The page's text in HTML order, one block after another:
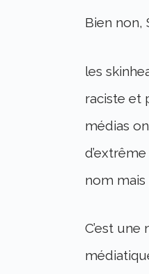
Bien non,
les
raciste et
médias
nom mais
C’est